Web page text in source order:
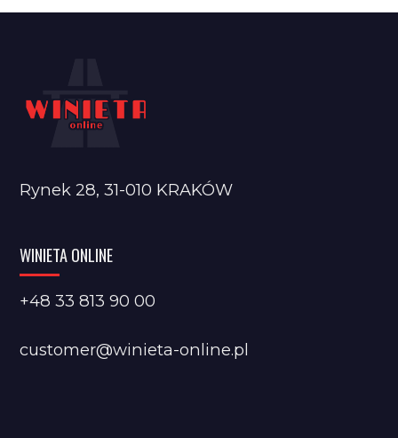
Rynek 28, 31-010 KRAKÓW
WINIETA ONLINE
+48 33 813 90 00
customer@winieta-online.pl